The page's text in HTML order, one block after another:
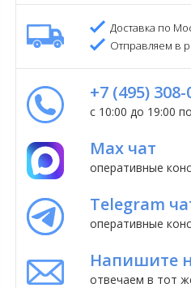
Доставка по
Отправляем в
+7 (495)
с 10:00 до 19:00
Max чат
оперативные
Telegram
оперативные
Напишите
отвечаем в тот